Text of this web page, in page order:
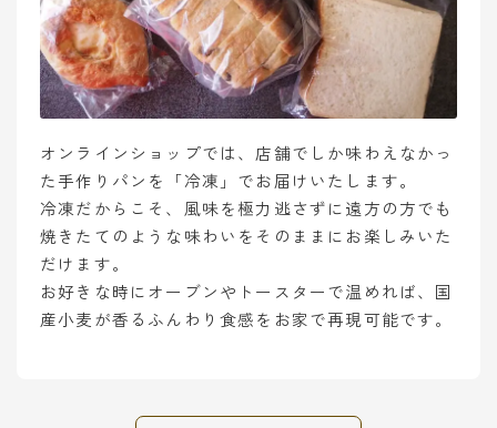
オンラインショップでは、店舗でしか味わえなかっ
た手作りパンを「冷凍」でお届けいたします。
冷凍だからこそ、風味を極力逃さずに遠方の方でも
焼きたてのような味わいをそのままにお楽しみいた
だけます。
お好きな時にオーブンやトースターで温めれば、国
産小麦が香るふんわり食感をお家で再現可能です。